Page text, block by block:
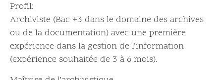
Profil:
Archiviste (Bac +3 dans le domaine des archives
ou de la documentation) avec une première
expérience dans la gestion de l’information
(expérience souhaitée de 3 à 6 mois).